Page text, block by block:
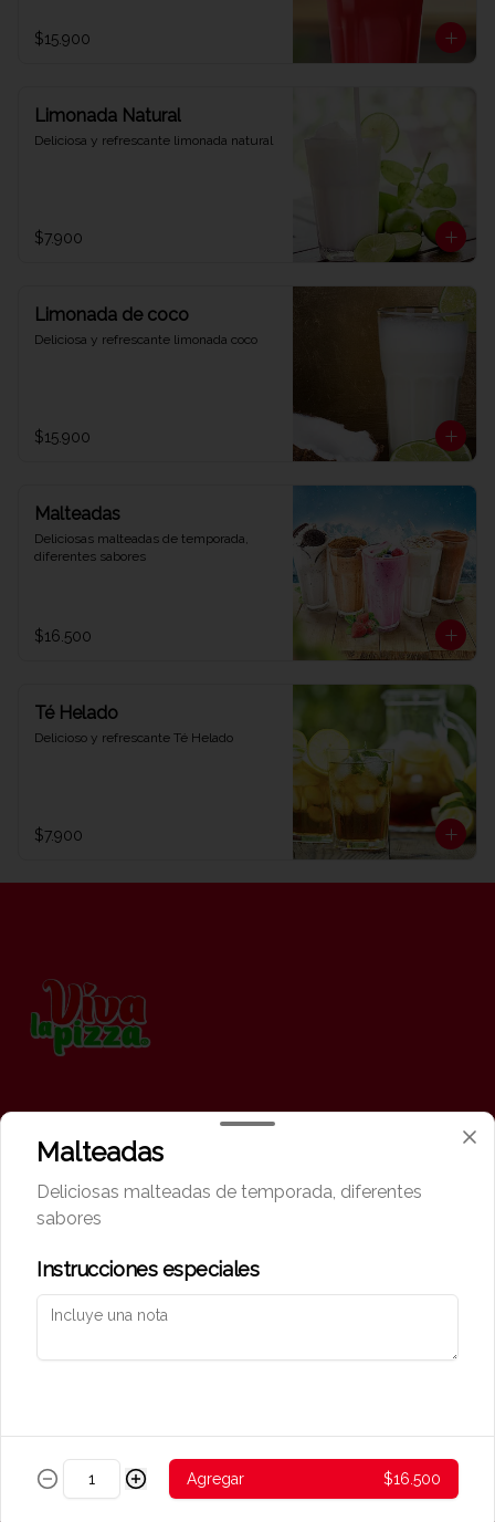
$15.900
Limonada Natural
Deliciosa y refrescante limonada natural
$7.900
Limonada de coco
Deliciosa y refrescante limonada coco
$15.900
Malteadas
Deliciosas malteadas de temporada,
diferentes sabores
$16.500
Té Helado
Delicioso y refrescante Té Helado
$7.900
Términos y condiciones
Redes sociales
Pedir
Iniciar sesión
Malteadas
Deliciosas malteadas de temporada, diferentes
sabores
Instrucciones especiales
Agregar $16.500